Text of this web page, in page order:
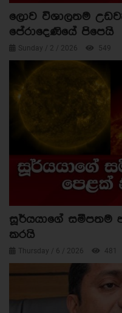
ලොව විශාලතම
පේරාදෙණියේ පිපෙයි
Sunday / 2 / 2026 549
සූර්යයාගේ සමීපතම
කරයි
Thursday / 6 / 2026 481